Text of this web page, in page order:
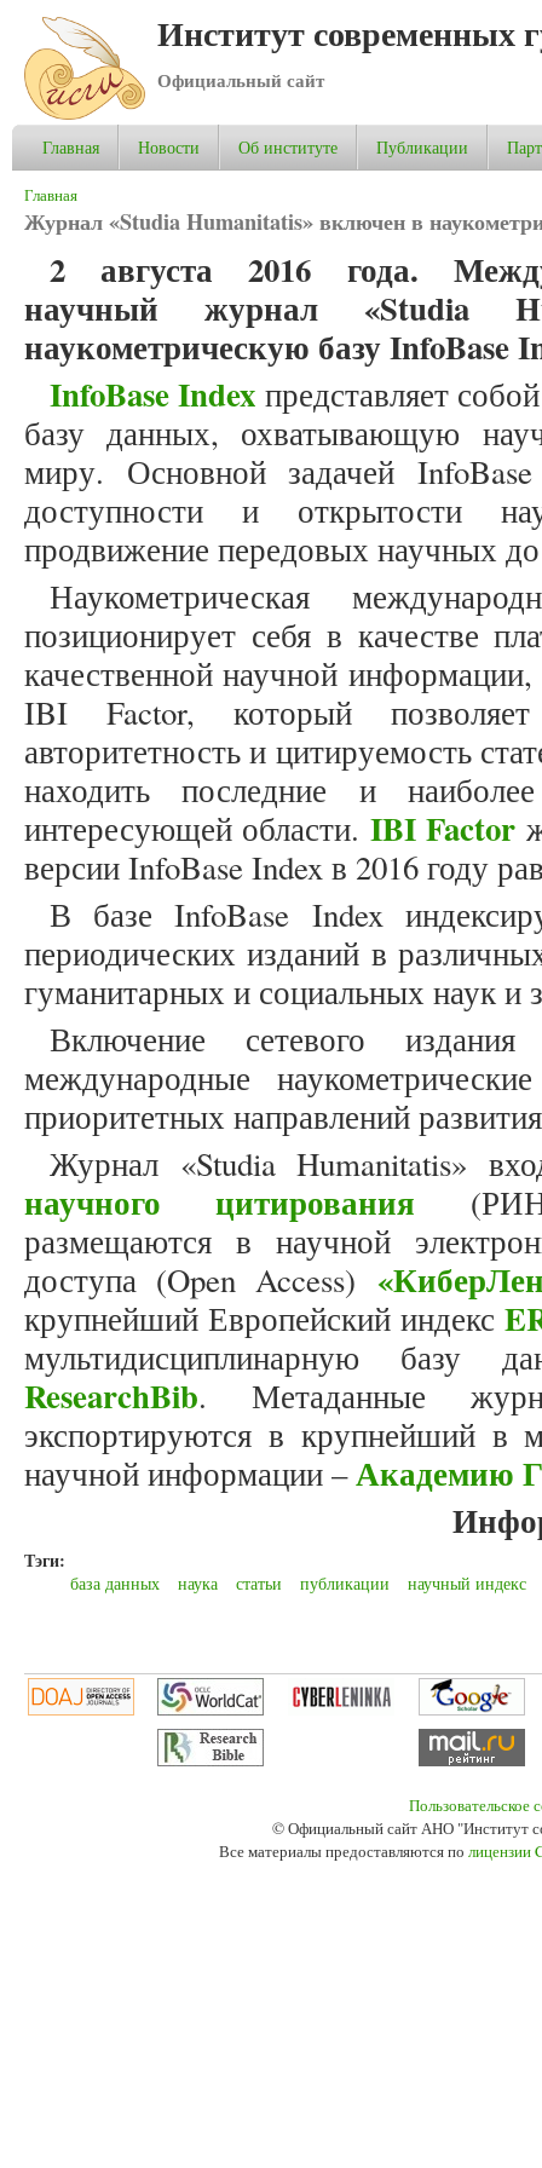
Институт современных
Официальный сайт
Главная Новости Об институте Публикации
Вы здесь
Главная
Журнал «Studia Humanitatis» включен в
2 августа 2016 года.
научный журнал «Studia
наукометрическую базу InfoBase
InfoBase Index представляет
базу данных, охватывающую
миру. Основной задачей InfoBase
доступности и открытости
продвижение передовых научных
Наукометрическая
позиционирует себя в качестве
качественной научной
IBI Factor, который
авторитетность и цитируемость
находить последние и
интересующей области. IBI Factor
версии InfoBase Index в 2016 году
В базе InfoBase Index
периодических изданий в
гуманитарных и социальных наук и
Включение сетевого
международные
приоритетных направлений
Журнал «Studia Humanitatis»
научного цитирования
размещаются в научной
доступа (Open Access)
крупнейший Европейский индекс
мультидисциплинарную базу
ResearchBib. Метаданные
экспортируются в крупнейший в
научной информации –Академию
Тэги:
база данных наука статьи публикации научный индекс
Пользовательское
© Официальный сайт АНО "Институт
Все материалы предоставляются по лицензии